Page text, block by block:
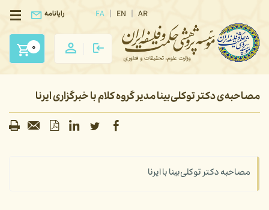
FA EN AR رایانامه
0
مصاحبه‌ی دکتر توکلی‌بینا مدیر گروه کلام با خبرگزاری ایرنا
مصاحبه دکتر توکلی‌بینا با ایرنا